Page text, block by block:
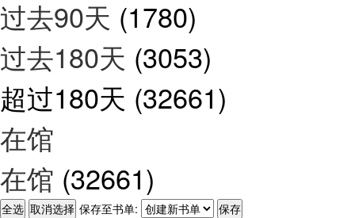
过去90天 (1780)
过去180天 (3053)
超过180天 (32661)
在馆
在馆 (32661)
保存至书单: